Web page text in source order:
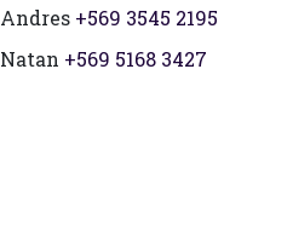
Andres +569 3545 2195
Natan +569 5168 3427